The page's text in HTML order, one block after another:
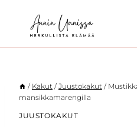
sisältöön
/ Kakut / Juustokakut /
mansikkamarengilla
JUUSTOKAKUT